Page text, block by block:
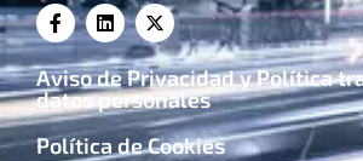
Aviso de Privacidad y Política
datos personales
Política de Cookies